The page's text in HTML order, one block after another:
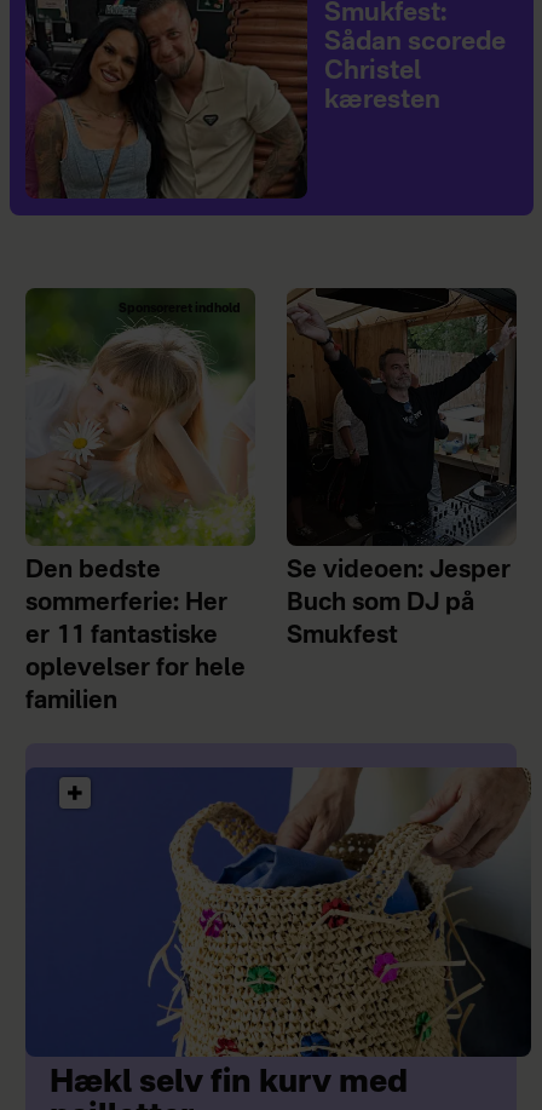
Smukfest:
Sådan scorede
Christel
kæresten
Sponsoreret indhold
Den bedste
sommerferie: Her
er 11 fantastiske
oplevelser for hele
familien
Se videoen: Jesper
Buch som DJ på
Smukfest
Hækl selv fin kurv med